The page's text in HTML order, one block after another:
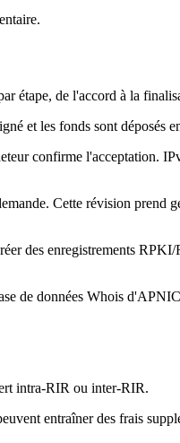
étape, de l'accord à la
et les fonds sont déposés
confirme l'acceptation.
Cette révision prend
des enregistrements
de données Whois
intra-RIR ou inter-RIR.
entraîner des frais